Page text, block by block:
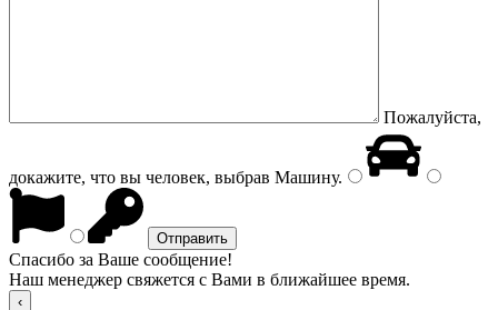
Пожалуйста,
докажите, что вы человек, выбрав Машину.
Спасибо за Ваше сообщение!
Наш менеджер свяжется с Вами в ближайшее время.